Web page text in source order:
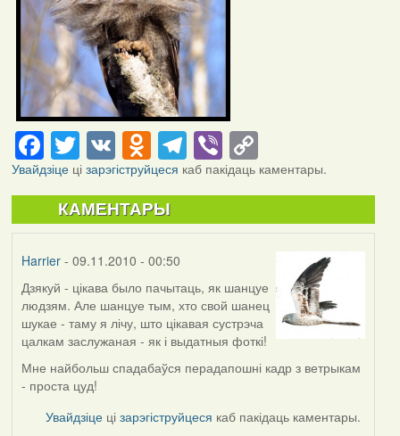
Facebook
Twitter
VKOdnoklassniki
Telegram
ViberCopy
Link
Увайдзіцеці зарэгіструйцеся каб пакідаць каментары.
КАМЕНТАРЫ
Harrier- 09.11.2010 - 00:50
Дзякуй - цікава было пачытаць, як шанцуе
людзям. Але шанцуе тым, хто свой шанец
шукае - таму я лічу, што цікавая сустрэча
цалкам заслужаная - як і выдатныя фоткі!
Мне найбольш спадабаўся перадапошні кадр з ветрыкам
- проста цуд!
Увайдзіце цізарэгіструйцеся каб пакідаць каментары.